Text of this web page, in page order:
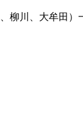
川、大牟田）